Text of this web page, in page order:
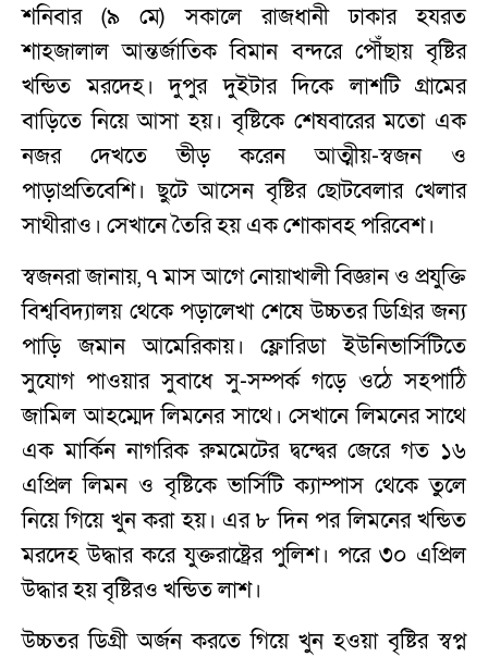
শনিবার (৯ মে) সকালে রাজধানী ঢাকার হযরত
শাহজালাল আন্তর্জাতিক বিমান বন্দরে পৌঁছায় বৃষ্টির
খন্ডিত মরদেহ। দুপুর দুইটার দিকে লাশটি গ্রামের
বাড়িতে নিয়ে আসা হয়। বৃষ্টিকে শেষবারের মতো এক
নজর দেখতে ভীড় করেন আত্মীয়-স্বজন ও
পাড়াপ্রতিবেশি। ছুটে আসেন বৃষ্টির ছোটবেলার খেলার
সাথীরাও। সেখানে তৈরি হয় এক শোকাবহ পরিবেশ।
স্বজনরা জানায়, ৭ মাস আগে নোয়াখালী বিজ্ঞান ও প্রযুক্তি
বিশ্ববিদ্যালয় থেকে পড়ালেখা শেষে উচ্চতর ডিগ্রির জন্য
পাড়ি জমান আমেরিকায়। ফ্লোরিডা ইউনিভার্সিটিতে
সুযোগ পাওয়ার সুবাধে সু-সম্পর্ক গড়ে ওঠে সহপাঠি
জামিল আহম্মেদ লিমনের সাথে। সেখানে লিমনের সাথে
এক মার্কিন নাগরিক রুমমেটের দ্বন্দ্বের জেরে গত ১৬
এপ্রিল লিমন ও বৃষ্টিকে ভার্সিটি ক্যাম্পাস থেকে তুলে
নিয়ে গিয়ে খুন করা হয়। এর ৮ দিন পর লিমনের খন্ডিত
মরদেহ উদ্ধার করে যুক্তরাষ্ট্রের পুলিশ। পরে ৩০ এপ্রিল
উদ্ধার হয় বৃষ্টিরও খন্ডিত লাশ।
উচ্চতর ডিগ্রী অর্জন করতে গিয়ে খুন হওয়া বৃষ্টির স্বপ্ন